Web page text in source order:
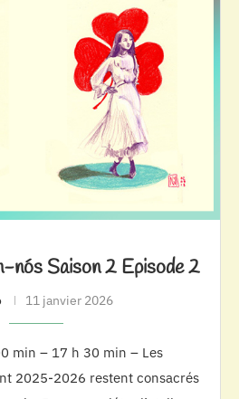
nós Saison 2 Episode 2
11 janvier 2026
min – 17 h 30 min – Les
2025-2026 restent consacrés